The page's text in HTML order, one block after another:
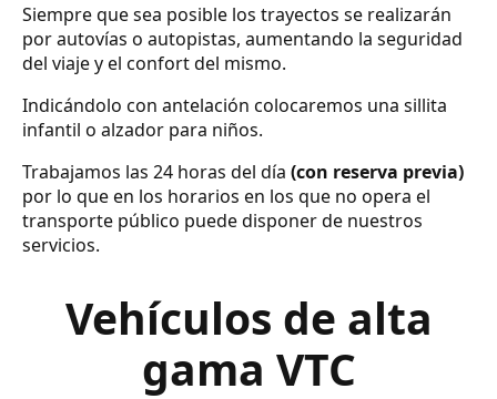
Siempre que sea posible los trayectos se realizarán
por autovías o autopistas, aumentando la seguridad
del viaje y el confort del mismo.
Indicándolo con antelación colocaremos una sillita
infantil o alzador para niños.
Trabajamos las 24 horas del día (con reserva previa)
por lo que en los horarios en los que no opera el
transporte público puede disponer de nuestros
servicios.
Vehículos de alta
gama VTC